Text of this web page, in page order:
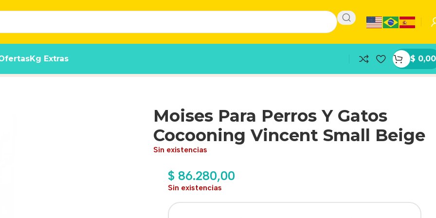
Kg Extras $ 0,00
Small Beige
Moises Para Perros Y Gatos
Cocooning Vincent Small Beige
Sin existencias
$ 86.280,00
Sin existencias